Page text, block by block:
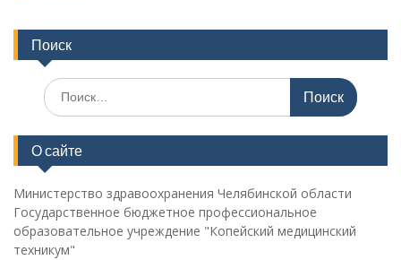
Поиск
Поиск
по:
О сайте
Министерство здравоохранения Челябинской области
Государственное бюджетное профессиональное
образовательное учреждение "Копейский медицинский
техникум"